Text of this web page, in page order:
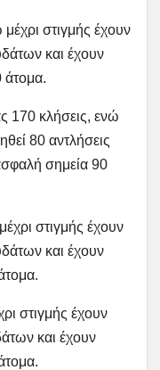
στιγμής έχουν
και έχουν
άτομα.
170 κλήσεις, ενώ
80 αντλήσεις
σημεία 90
στιγμής έχουν
και έχουν
στιγμής έχουν
και έχουν